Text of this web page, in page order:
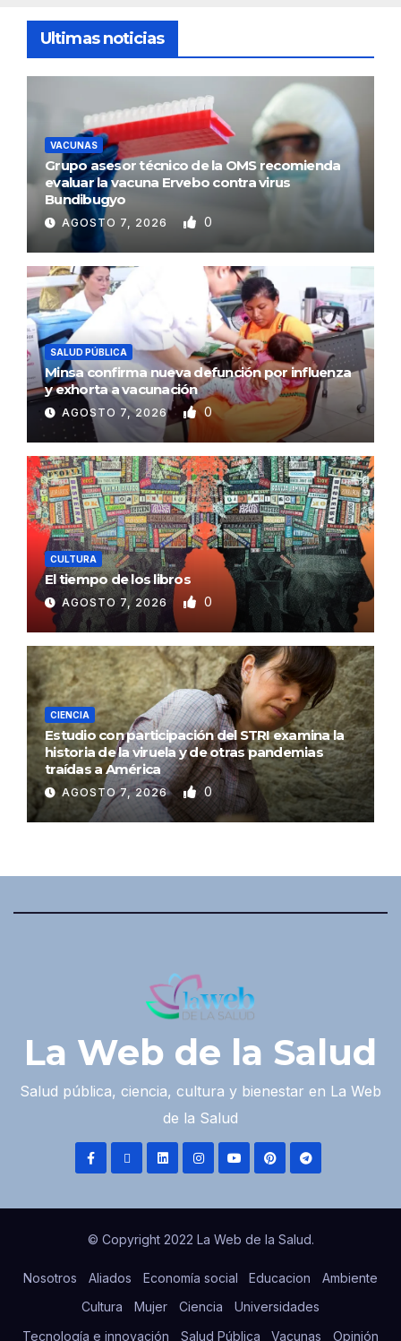
Ultimas noticias
VACUNAS
Grupo asesor técnico de la OMS recomienda
evaluar la vacuna Ervebo contra virus
Bundibugyo
AGOSTO 7, 2026 0
SALUD PÚBLICA
Minsa confirma nueva defunción por influenza
y exhorta a vacunación
AGOSTO 7, 2026 0
CULTURA
El tiempo de los libros
AGOSTO 7, 2026 0
CIENCIA
Estudio con participación del STRI examina la
historia de la viruela y de otras pandemias
traídas a América
AGOSTO 7, 2026 0
La Web de la Salud
Salud pública, ciencia, cultura y bienestar en La Web
de la Salud
© Copyright 2022 La Web de la Salud.
Nosotros Aliados Economía social Educacion
Ambiente
Cultura
Mujer Ciencia
Universidades
Tecnología e innovación
Salud Pública Vacunas Opinión